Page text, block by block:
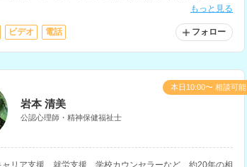
もっと見る
ビデオ 電話 フォロー
岩本 清美
公認心理師・精神保健福祉士
ャリア支援、就労支援、学校カウンセラーなど、約20年の相
本日10:00〜 相談可能